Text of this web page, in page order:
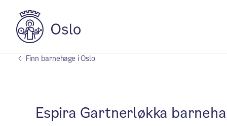
Finn barnehage i Oslo
Espira Gartnerløkka